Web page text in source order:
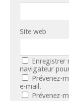
Site web
Enregistrer
navigateur
Prévenez-
e-mail.
Prévenez-